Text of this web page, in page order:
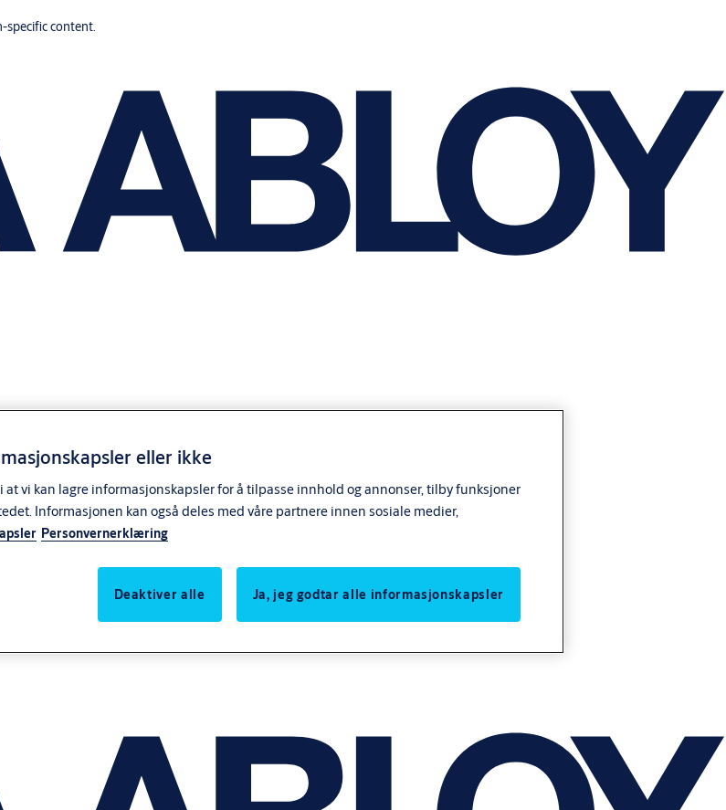
specific content.
eller ikke
vi kan lagre informasjonskapsler for å tilpasse innhold og annonser, tilby funksjoner
Informasjonen kan også deles med våre partnere innen sosiale medier,
Personvernerklæring
Deaktiver alle Ja, jeg godtar alle informasjonskapsler